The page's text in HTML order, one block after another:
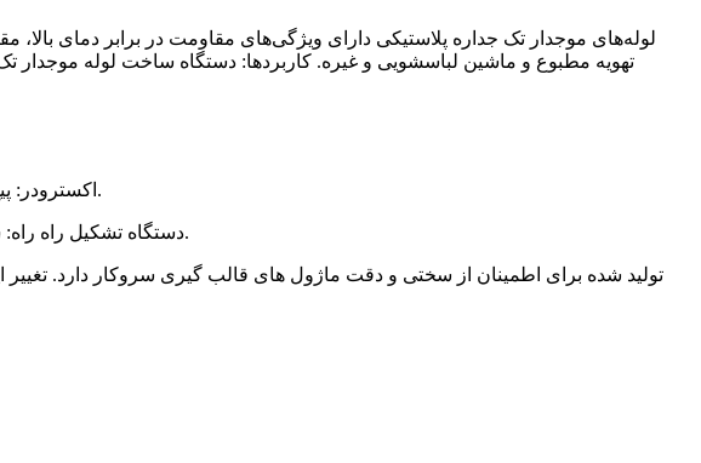
لوله‌های موجدار تک جداره پلاستیکی دارای ویژگی‌های مقاومت در برابر دمای
تهویه مطبوع و ماشین لباسشویی و غیره. کاربردها: دستگاه ساخت لوله موجدار تک
1. اکسترودر: پیچ کارآمد بالا، گیربکس سطح دنده سخت، گرمایش مواد خام یکنواخت، پلاستیک سازی خوب، سرعت اکستروژن بالا.
2. دستگاه تشکیل راه راه: ساختار بسته، پیوند ماژول در پایه بسته شدن کلی، دویدن رفت و برگشت در تونل های در حال اجرا را انجام می دهد.